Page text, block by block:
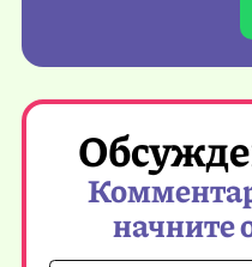
начните